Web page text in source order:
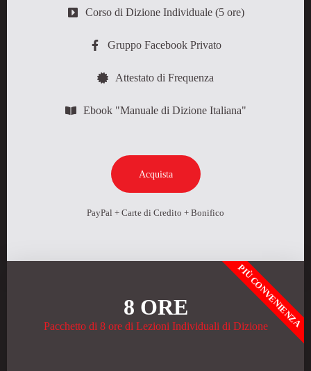
Corso di Dizione Individuale (5 ore)
Gruppo Facebook Privato
Attestato di Frequenza
Ebook "Manuale di Dizione Italiana"
Acquista
PayPal + Carte di Credito + Bonifico
8 ORE
Pacchetto di 8 ore di Lezioni Individuali di DizionePIÙ CONVENIENZA